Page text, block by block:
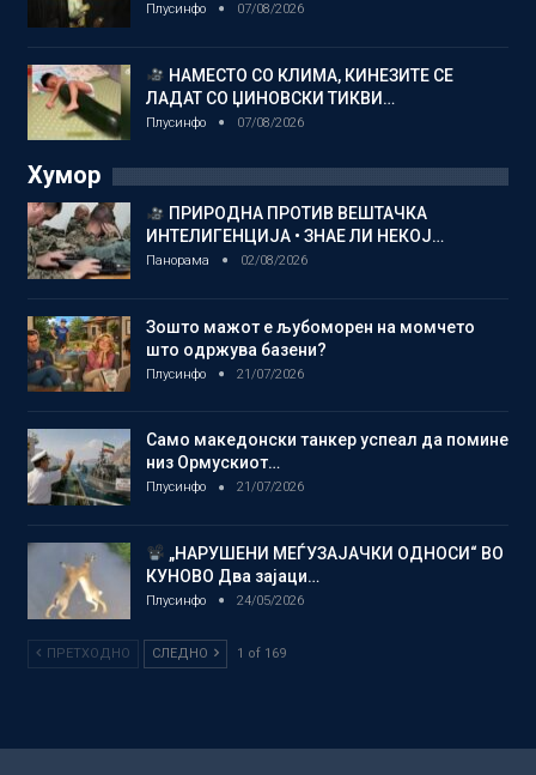
Плусинфо 07/08/2026
НАМЕСТО СО КЛИМА, КИНЕЗИТЕ СЕ
ЛАДАТ СО ЏИНОВСКИ ТИКВИ…
Плусинфо 07/08/2026
Хумор
ПРИРОДНА ПРОТИВ ВЕШТАЧКА
ИНТЕЛИГЕНЦИЈА • ЗНАЕ ЛИ НЕКОЈ…
Панорама 02/08/2026
Зошто мажот е љубоморен на момчето
што одржува базени?
Плусинфо 21/07/2026
Само македонски танкер успеал да помине
низ Ормускиот…
Плусинфо 21/07/2026
„НАРУШЕНИ МЕЃУЗАЈАЧКИ ОДНОСИ“ ВО
КУНОВО Два зајаци…
Плусинфо 24/05/2026
ПРЕТХОДНО СЛЕДНО 1 of 169